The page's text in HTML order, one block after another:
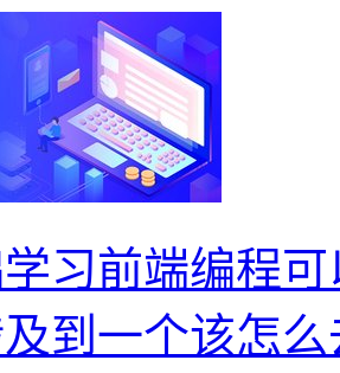
习前端编程
到一个该怎